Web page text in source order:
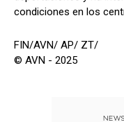
condiciones en los
FIN/AVN/ AP/ ZT/
© AVN - 2025